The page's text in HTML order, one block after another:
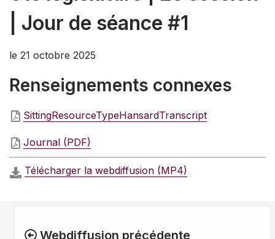
| Jour de séance #1
le 21 octobre 2025
Renseignements connexes
SittingResourceTypeHansardTranscript
Journal (PDF)
Télécharger la webdiffusion (MP4)
Webdiffusion précédente